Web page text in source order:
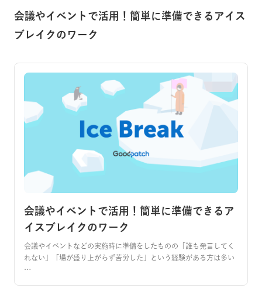
会議やイベントで活用！簡単に準備できるアイス
ブレイクのワーク
会議やイベントで活用！簡単に準備できるア
イスブレイクのワーク
会議やイベントなどの実施時に準備をしたものの「誰も発言してく
れない」「場が盛り上がらず苦労した」という経験がある方は多い
…